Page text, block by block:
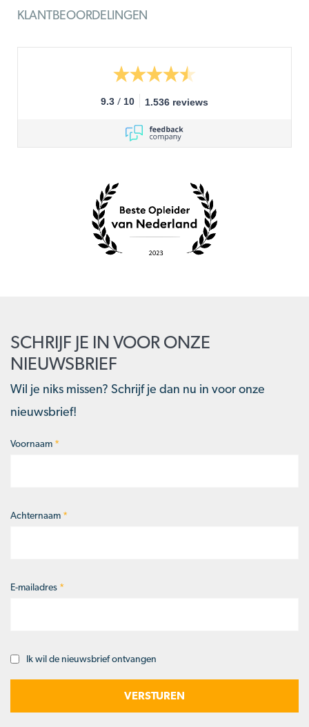
KLANTBEOORDELINGEN
9.3 / 10 1.536 reviews
SCHRIJF JE IN VOOR ONZE
NIEUWSBRIEF
Wil je niks missen? Schrijf je dan nu in voor onze
nieuwsbrief!
Naam*
Voornaam *
Achternaam *
E-mailadres *
Opt-Ik wil de nieuwsbrief ontvangen